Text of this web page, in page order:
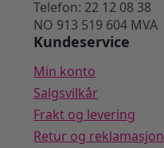
Telefon: 22 12 08 38
NO 913 519 604 MVA
Kundeservice
Min konto
Salgsvilkår
Frakt og levering
Retur og reklamasjon